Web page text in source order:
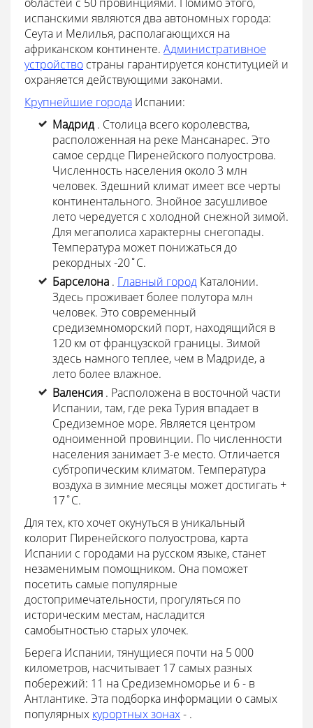
испанскими являются два автономных города:
Сеута и Мелилья, располагающихся на
африканском континенте. Административное
устройство страны гарантируется конституцией и
охраняется действующими законами.
Крупнейшие города Испании:
Мадрид . Столица всего королевства,
расположенная на реке Мансанарес. Это
самое сердце Пиренейского полуострова.
Численность населения около 3 млн
человек. Здешний климат имеет все черты
континентального. Знойное засушливое
лето чередуется с холодной снежной зимой.
Для мегаполиса характерны снегопады.
Температура может понижаться до
рекордных -20˚C.
Барселона . Главный город Каталонии.
Здесь проживает более полутора млн
человек. Это современный
средиземноморский порт, находящийся в
120 км от французской границы. Зимой
здесь намного теплее, чем в Мадриде, а
лето более влажное.
Валенсия . Расположена в восточной части
Испании, там, где река Турия впадает в
Средиземное море. Является центром
одноименной провинции. По численности
населения занимает 3-е место. Отличается
субтропическим климатом. Температура
воздуха в зимние месяцы может достигать +
17˚C.
Для тех, кто хочет окунуться в уникальный
колорит Пиренейского полуострова, карта
Испании с городами на русском языке, станет
незаменимым помощником. Она поможет
посетить самые популярные
достопримечательности, прогуляться по
историческим местам, насладится
самобытностью старых улочек.
Берега Испании, тянущиеся почти на 5 000
километров, насчитывает 17 самых разных
побережий: 11 на Средиземноморье и 6 - в
Антлантике. Эта подборка информации о самых
популярных курортных зонах- .